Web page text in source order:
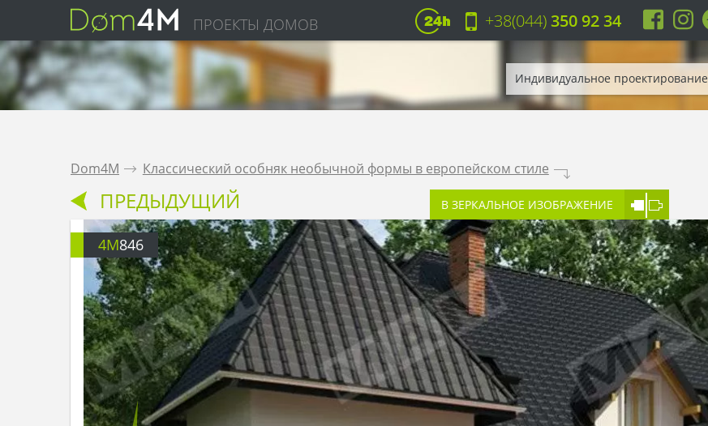
ПРОЕКТЫ ДОМОВ +38(044)350 92 34
Индивидуальное проектирование
Dom4M . Классический особняк необычной формы в европейском стиле .
ПРЕДЫДУЩИЙ В ЗЕРКАЛЬНОЕ ИЗОБРАЖЕНИЕ
4M846